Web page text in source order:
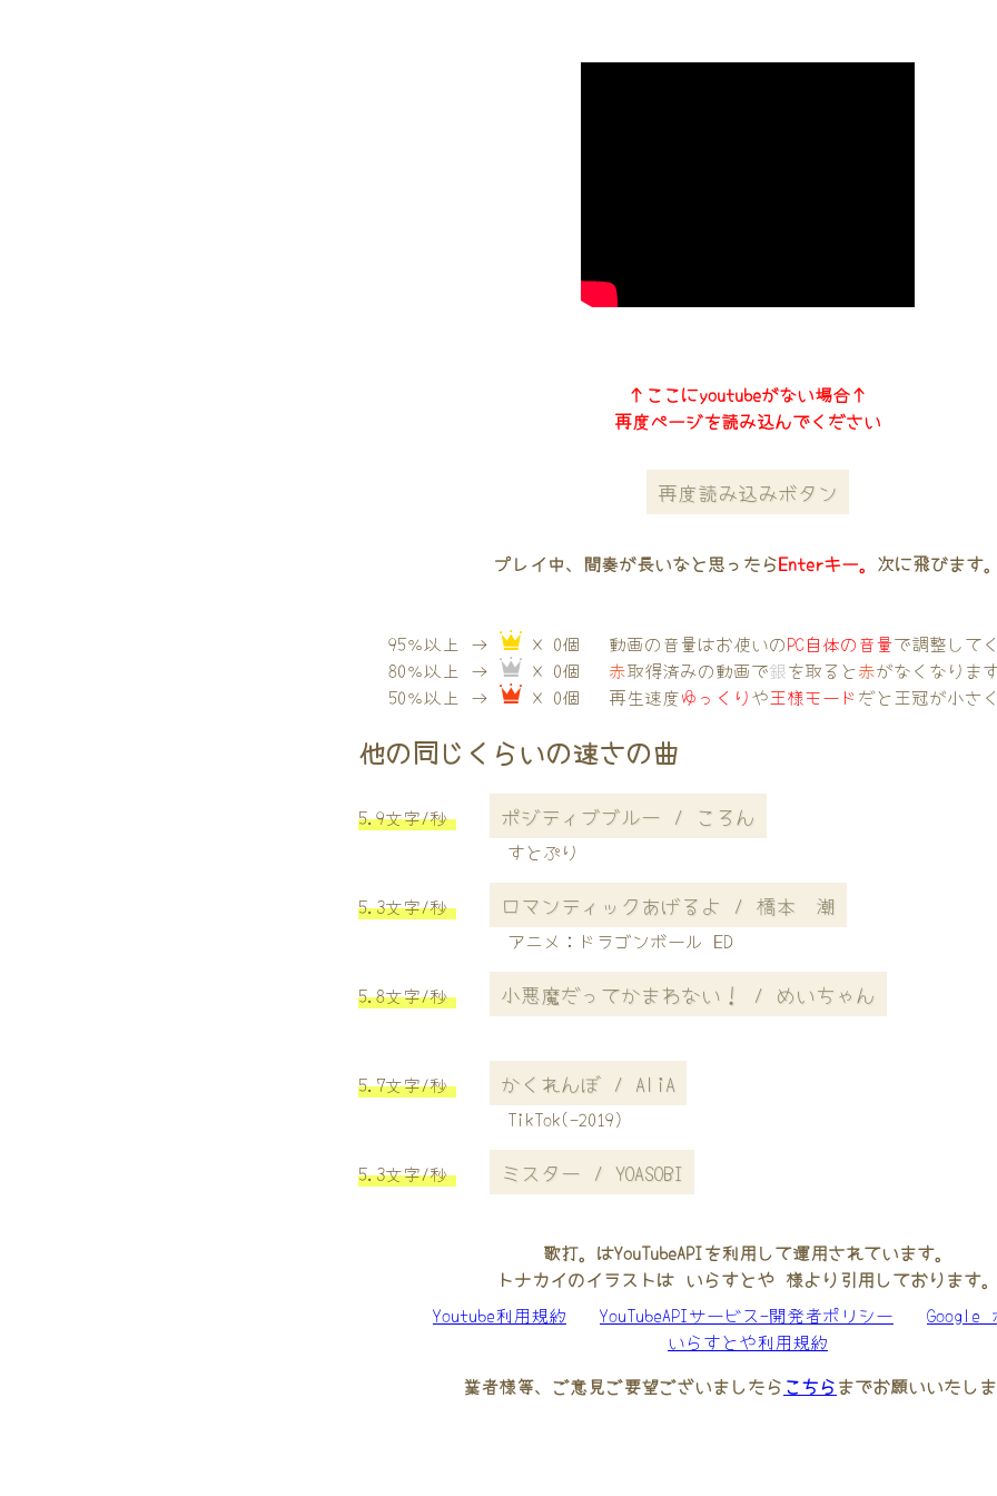
↑ここにyoutubeがない場合↑
再度ページを読み込んでください
再度読み込みボタン
プレイ中、間奏が長いなと思ったらEnterキー。 次に飛びます
95％以上 →
× 0個
80％以上 →
× 0個
50％以上 →
× 0個
動画の音量はお使いのPC自体の音量で調整して
赤取得済みの動画で銀を取ると赤がなくなりま
再生速度ゆっくりや王様モード だと王冠が小さ
他の同じくらいの速さの曲
5.9文字/秒 ポジティブブルー / ころん
すとぷり
5.3文字/秒 ロマンティックあげるよ / 橋本 潮
アニメ：ドラゴンボール ED
5.8文字/秒 小悪魔だってかまわない！ / めいちゃん
5.7文字/秒 かくれんぼ / AliA
TikTok(-2019)
5.3文字/秒 ミスター / YOASOBI
歌打。はYouTubeAPIを利用して運用されています。
トナカイのイラストは いらすとや 様より引用しております
Youtube利用規約
YouTubeAPIサービス-開発者ポリシー
Google
いらすとや利用規約
業者様等、ご意見ご要望ございましたら こちらまでお願いいたし